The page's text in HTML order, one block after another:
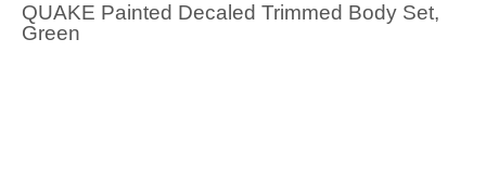
QUAKE Painted Decaled Trimmed Body Set,
Green